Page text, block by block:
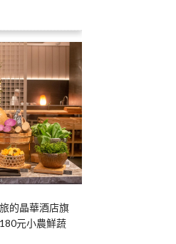
的晶華酒店旗
元小農鮮蔬